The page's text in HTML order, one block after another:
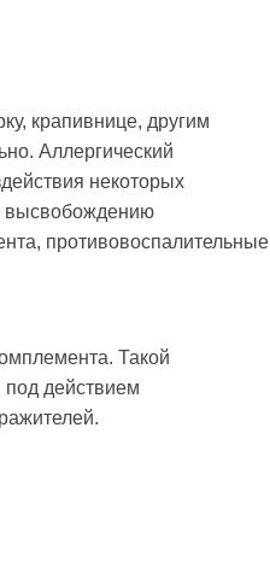
крапивнице, другим
Аллергический
некоторых
высвобождению
противовоспалительные
Такой
под действием